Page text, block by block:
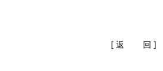
[ 返 回 ]